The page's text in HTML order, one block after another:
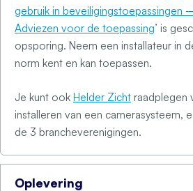
gebruik in beveiligingstoepassingen
Adviezen voor de toepassing’ is
opsporing. Neem een installateur in
norm kent en kan toepassen.
Je kunt ook Helder Zicht raadplegen
installeren van een camerasysteem,
de 3 brancheverenigingen.
Oplevering